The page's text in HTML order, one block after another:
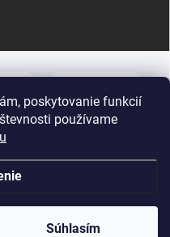
poskytovanie funkcií
používame
Súhlasím
práva vyhradené.Upraviť